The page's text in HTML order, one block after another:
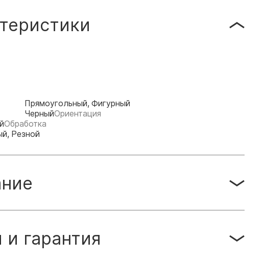
Прямоугольный, Фигурный
ЧерныйОриентация
Обработка
Резной
гарантия